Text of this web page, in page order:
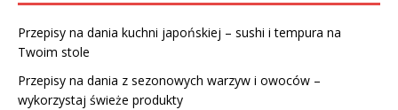
Przepisy na dania kuchni japońskiej – sushi i tempura na
Twoim stole
Przepisy na dania z sezonowych warzyw i owoców –
wykorzystaj świeże produkty